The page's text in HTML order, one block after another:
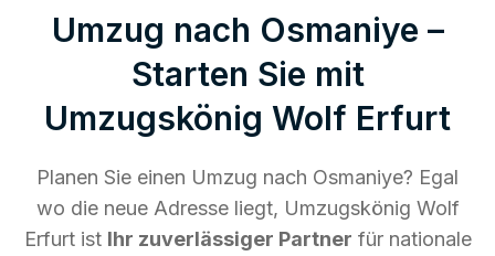
Umzug nach Osmaniye –
Starten Sie mit
Umzugskönig Wolf Erfurt
Planen Sie einen Umzug nach Osmaniye? Egal
wo die neue Adresse liegt, Umzugskönig Wolf
Erfurt ist Ihr zuverlässiger Partner für nationale